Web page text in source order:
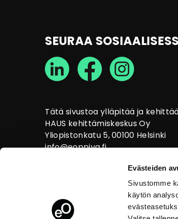
Evästeiden
Sivustomme
käytön
SEURAA
Tätä sivustoa ylläpitää ja
HAUS kehittämiskeskus Oy
Yliopistonkatu 5, 00100 Helsinki
info@eoppiva.fi